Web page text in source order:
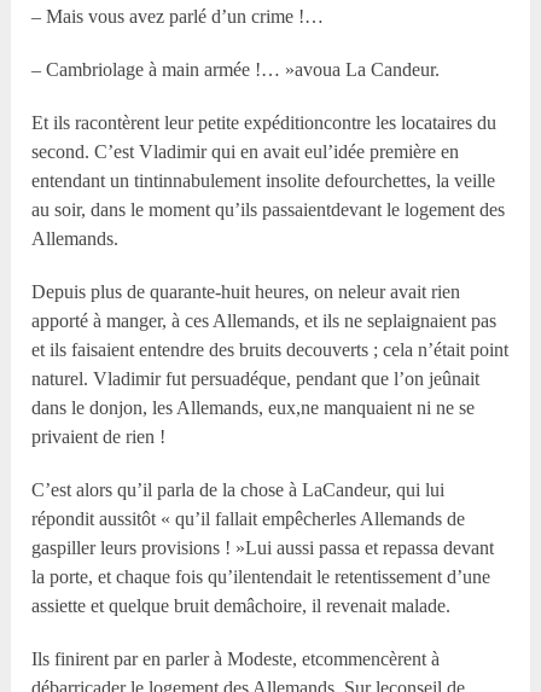
– Mais vous avez parlé d’un crime !…
– Cambriolage à main armée !… »avoua La Candeur.
Et ils racontèrent leur petite expéditioncontre les locataires du
second. C’est Vladimir qui en avait eul’idée première en
entendant un tintinnabulement insolite defourchettes, la veille
au soir, dans le moment qu’ils passaientdevant le logement des
Allemands.
Depuis plus de quarante-huit heures, on neleur avait rien
apporté à manger, à ces Allemands, et ils ne seplaignaient pas
et ils faisaient entendre des bruits decouverts ; cela n’était point
naturel. Vladimir fut persuadéque, pendant que l’on jeûnait
dans le donjon, les Allemands, eux,ne manquaient ni ne se
privaient de rien !
C’est alors qu’il parla de la chose à LaCandeur, qui lui
répondit aussitôt « qu’il fallait empêcherles Allemands de
gaspiller leurs provisions ! »Lui aussi passa et repassa devant
la porte, et chaque fois qu’ilentendait le retentissement d’une
assiette et quelque bruit demâchoire, il revenait malade.
Ils finirent par en parler à Modeste, etcommencèrent à